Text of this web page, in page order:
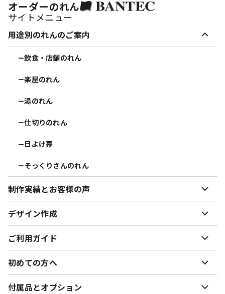
オーダーのれん
サイトメニュー
用途別のれんのご案内
ー飲食・店舗のれん
ー楽屋のれん
ー湯のれん
ー仕切りのれん
ー日よけ幕
ーそっくりさんのれん
制作実績とお客様の声
ー制作実績とお客様の声
ー お客様インタビュー まるめんさむらい様
ーお客様インタビュー 彩様
デザイン作成
ー デザイン作成について
ー デザイン案・データの送り方
ご利用ガイド
ー生地・色味について
ー オーダーのれん制作の流れ
初めての方へ
ー初めてオーダーのれんを作る方へ
付属品とオプション